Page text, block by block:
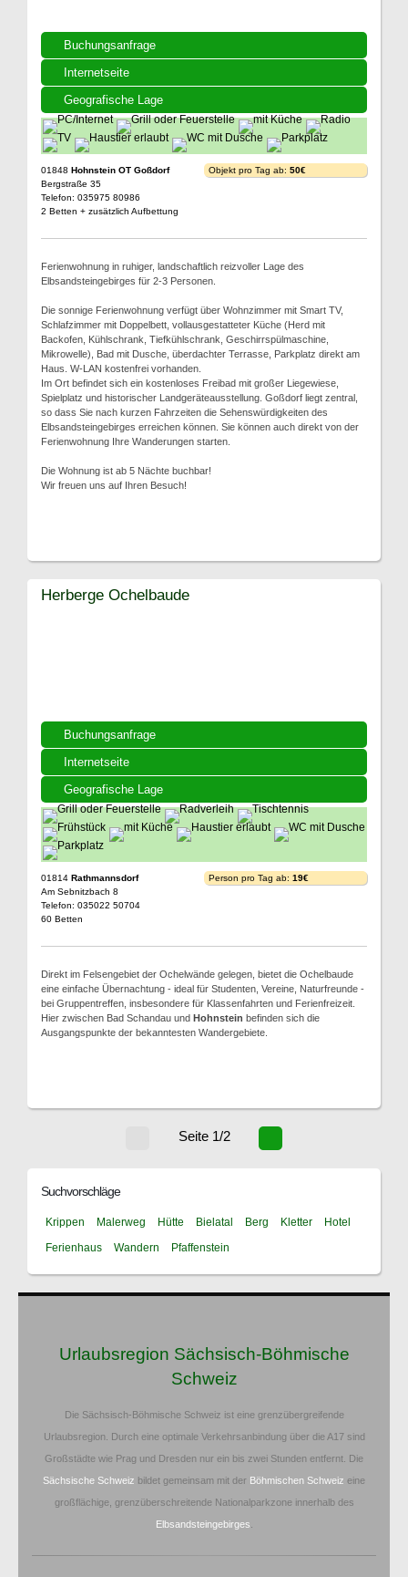
Buchungsanfrage
Internetseite
Geografische Lage
01848 Hohnstein OT Goßdorf
Bergstraße 35
Telefon: 035975 80986
2 Betten + zusätzlich Aufbettung
Objekt pro Tag ab: 50€
Ferienwohnung in ruhiger, landschaftlich reizvoller Lage des
Elbsandsteingebirges für 2-3 Personen.
Die sonnige Ferienwohnung verfügt über Wohnzimmer mit Smart TV,
Schlafzimmer mit Doppelbett, vollausgestatteter Küche (Herd mit
Backofen, Kühlschrank, Tiefkühlschrank, Geschirrspülmaschine,
Mikrowelle), Bad mit Dusche, überdachter Terrasse, Parkplatz direkt am
Haus. W-LAN kostenfrei vorhanden.
Im Ort befindet sich ein kostenloses Freibad mit großer Liegewiese,
Spielplatz und historischer Landgeräteausstellung. Goßdorf liegt zentral,
so dass Sie nach kurzen Fahrzeiten die Sehenswürdigkeiten des
Elbsandsteingebirges erreichen können. Sie können auch direkt von der
Ferienwohnung Ihre Wanderungen starten.
Die Wohnung ist ab 5 Nächte buchbar!
Wir freuen uns auf Ihren Besuch!
Buchungsanfrage
Internetseite
Geografische Lage
Herberge Ochelbaude
01814 Rathmannsdorf
Am Sebnitzbach 8
Telefon: 035022 50704
60 Betten
Person pro Tag ab: 19€
Direkt im Felsengebiet der Ochelwände gelegen, bietet die Ochelbaude
eine einfache Übernachtung - ideal für Studenten, Vereine, Naturfreunde -
bei Gruppentreffen, insbesondere für Klassenfahrten und Ferienfreizeit.
Hier zwischen Bad Schandau und Hohnstein befinden sich die
Ausgangspunkte der bekanntesten Wandergebiete.
Seite 1/2
Suchvorschläge
Krippen Malerweg Hütte Bielatal Berg Kletter
Hotel
Ferienhaus
Wandern Pfaffenstein
Urlaubsregion Sächsisch-Böhmische
Schweiz
Die Sächsisch-Böhmische Schweiz ist eine grenzübergreifende
Urlaubsregion. Durch eine optimale Verkehrsanbindung über die A17 sind
Großstädte wie Prag und Dresden nur ein bis zwei Stunden entfernt. Die
Sächsische Schweiz bildet gemeinsam mit der Böhmischen Schweiz eine
großflächige, grenzüberschreitende Nationalparkzone innerhalb des
Elbsandsteingebirges